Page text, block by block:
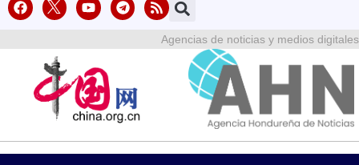
Agencias de noticias y medios digitales